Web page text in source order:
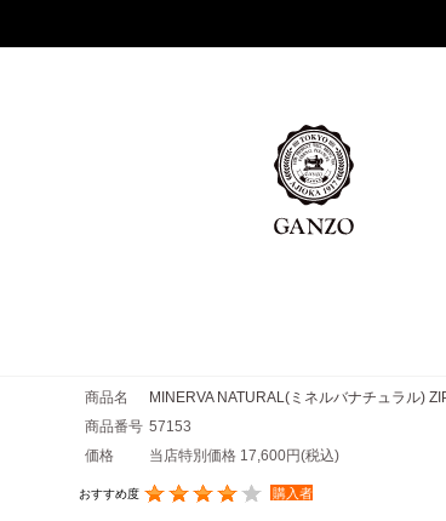
商品名
MINERVA NATURAL(ミネルバナチュラル)
商品番号 57153
価格
当店特別価格 17,600円(税込)
おすすめ度 購入者